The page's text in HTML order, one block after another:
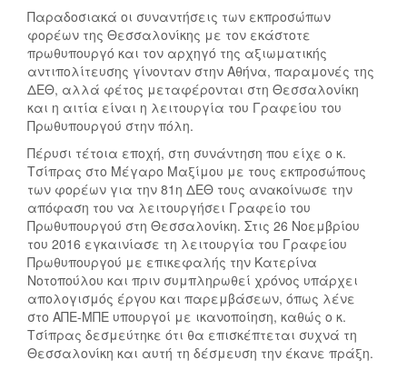
Παραδοσιακά οι συναντήσεις των εκπροσώπων
φορέων της Θεσσαλονίκης με τον εκάστοτε
πρωθυπουργό και τον αρχηγό της αξιωματικής
αντιπολίτευσης γίνονταν στην Αθήνα, παραμονές της
ΔΕΘ, αλλά φέτος μεταφέρονται στη Θεσσαλονίκη
και η αιτία είναι η λειτουργία του Γραφείου του
Πρωθυπουργού στην πόλη.
Πέρυσι τέτοια εποχή, στη συνάντηση που είχε ο κ.
Τσίπρας στο Μέγαρο Μαξίμου με τους εκπροσώπους
των φορέων για την 81η ΔΕΘ τους ανακοίνωσε την
απόφαση του να λειτουργήσει Γραφείο του
Πρωθυπουργού στη Θεσσαλονίκη. Στις 26 Νοεμβρίου
του 2016 εγκαινίασε τη λειτουργία του Γραφείου
Πρωθυπουργού με επικεφαλής την Κατερίνα
Νοτοπούλου και πριν συμπληρωθεί χρόνος υπάρχει
απολογισμός έργου και παρεμβάσεων, όπως λένε
στο ΑΠΕ-ΜΠΕ υπουργοί με ικανοποίηση, καθώς ο κ.
Τσίπρας δεσμεύτηκε ότι θα επισκέπτεται συχνά τη
Θεσσαλονίκη και αυτή τη δέσμευση την έκανε πράξη.